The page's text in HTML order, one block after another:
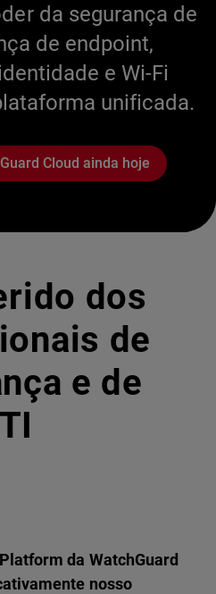
da segurança de
de endpoint,
e Wi-Fi
unificada.
Cloud ainda hoje
dos
de
e de
TI
da WatchGuard
nosso